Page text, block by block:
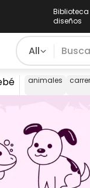
diseños
All
animales